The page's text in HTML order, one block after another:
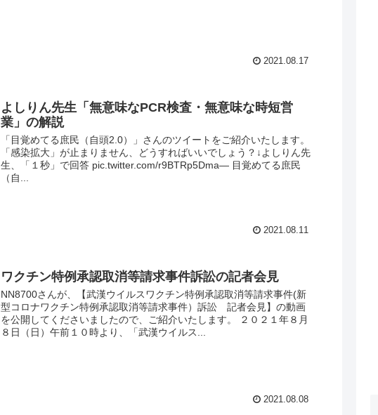
2021.08.17
よしりん先生「無意味なPCR検査・無意味な時短営
業」の解説
「目覚めてる庶民（自頭2.0）」さんのツイートをご紹介いたします。
「感染拡大」が止まりません、どうすればいいでしょう？↓よしりん先
生、「１秒」で回答 pic.twitter.com/r9BTRp5Dma— 目覚めてる庶民
（自...
2021.08.11
ワクチン特例承認取消等請求事件訴訟の記者会見
NN8700さんが、【武漢ウイルスワクチン特例承認取消等請求事件(新
型コロナワクチン特例承認取消等請求事件）訴訟 記者会見】の動画
を公開してくださいましたので、ご紹介いたします。 ２０２１年８月
８日（日）午前１０時より、「武漢ウイルス...
2021.08.08